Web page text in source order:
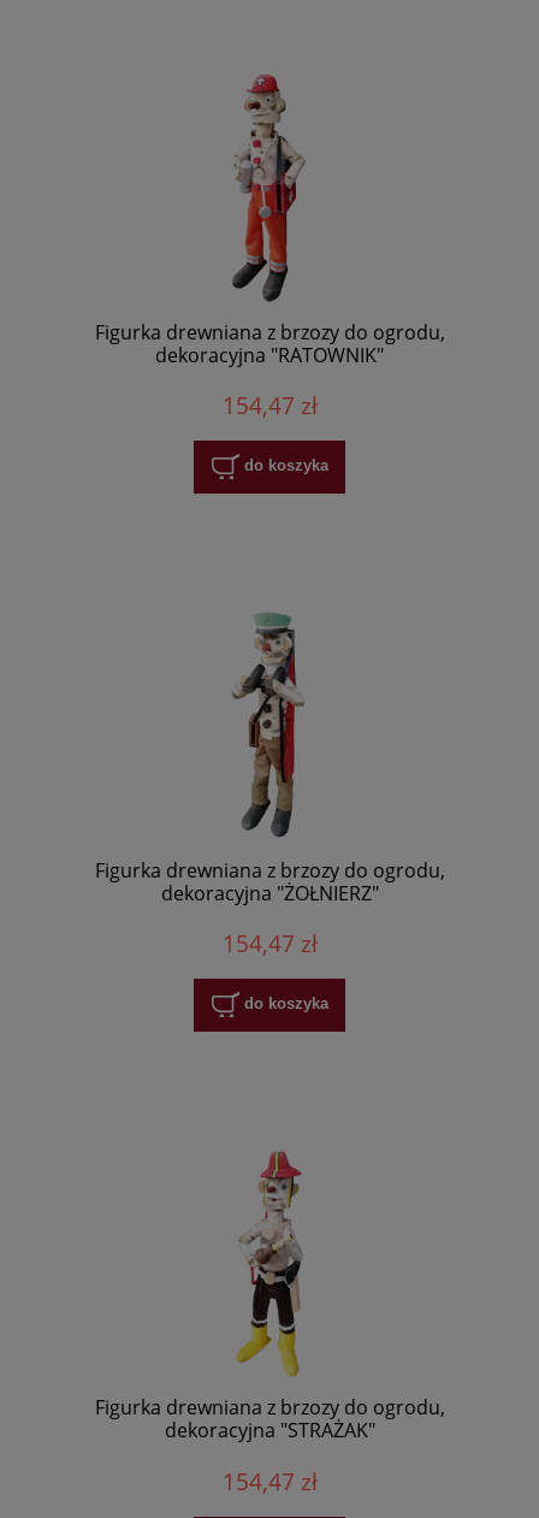
Figurka drewniana z brzozy do ogrodu,
dekoracyjna "RATOWNIK"
154,47 zł
do koszyka
Figurka drewniana z brzozy do ogrodu,
dekoracyjna "ŻOŁNIERZ"
154,47 zł
do koszyka
Figurka drewniana z brzozy do ogrodu,
dekoracyjna "STRAŻAK"
154,47 zł